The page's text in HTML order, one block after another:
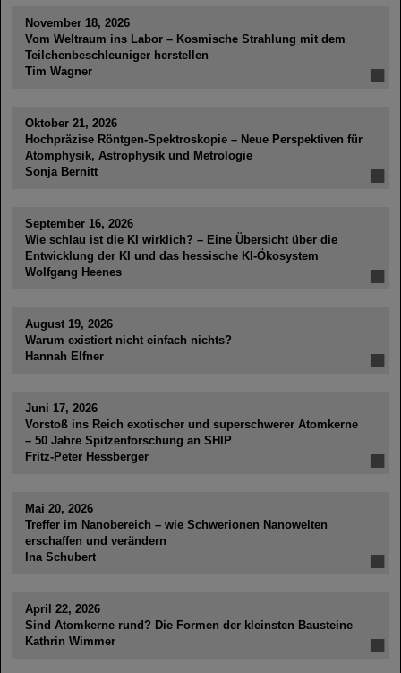
November 18, 2026
Vom Weltraum ins Labor – Kosmische Strahlung mit dem
Teilchenbeschleuniger herstellen
Tim Wagner
Oktober 21, 2026
Hochpräzise Röntgen-Spektroskopie – Neue Perspektiven für
Atomphysik, Astrophysik und Metrologie
Sonja Bernitt
September 16, 2026
Wie schlau ist die KI wirklich? – Eine Übersicht über die
Entwicklung der KI und das hessische KI-Ökosystem
Wolfgang Heenes
August 19, 2026
Warum existiert nicht einfach nichts?
Hannah Elfner
Juni 17, 2026
Vorstoß ins Reich exotischer und superschwerer Atomkerne
– 50 Jahre Spitzenforschung an SHIP
Fritz-Peter Hessberger
Mai 20, 2026
Treffer im Nanobereich – wie Schwerionen Nanowelten
erschaffen und verändern
Ina Schubert
April 22, 2026
Sind Atomkerne rund? Die Formen der kleinsten Bausteine
Kathrin Wimmer